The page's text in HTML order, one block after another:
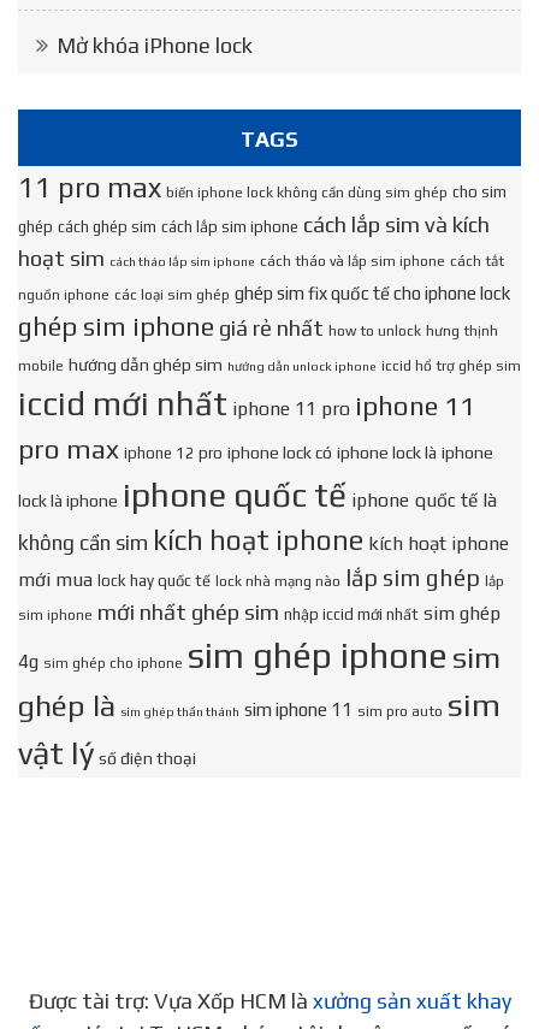
Mở khóa iPhone lock
TAGS
11 pro max biến iphone lock không cần dùng sim ghép cho sim
ghép cách ghép sim cách lắp sim iphone cách lắp sim và kích
hoạt sim cách tháo lắp sim iphone cách tháo và lắp sim iphone cách tắt
nguồn iphone các loại sim ghép ghép sim fix quốc tế cho iphone lock
ghép sim iphone giá rẻ nhất how to unlock hưng thịnh
mobile hướng dẫn ghép sim hướng dẫn unlock iphone iccid hổ trợ ghép sim
iccid mới nhất iphone 11 pro iphone 11
pro max iphone 12 pro iphone lock có iphone lock là iphone
lock là iphone iphone quốc tế iphone quốc tế là
không cần sim kích hoạt iphone kích hoạt iphone
mới mua lock hay quốc tế lock nhà mạng nào lắp sim ghép lắp
sim iphone mới nhất ghép sim nhập iccid mới nhất sim ghép
4g sim ghép cho iphone sim ghép iphone sim
ghép là sim ghép thần thánh sim iphone 11 sim pro auto sim
vật lý số điện thoại
Được tài trợ: Vựa Xốp HCM là xưởng sản xuất khay